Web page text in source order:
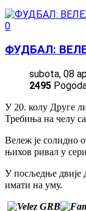
0
ФУДБАЛ:
subota, 08
2495
У 20. колу Друге
Требиња на челу
Вележ је солидно
њихов ривал у
У посљедње двије
имати на уму.